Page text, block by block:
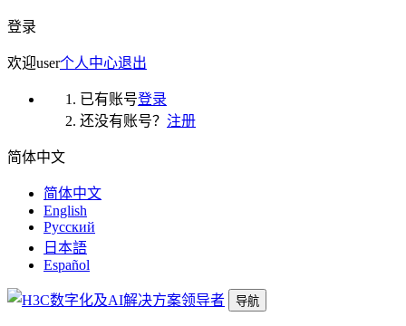
登录
欢迎user个人中心退出
已有账号登录
还没有账号？ 注册
简体中文
简体中文
English
Русский
日本語
Español
导航